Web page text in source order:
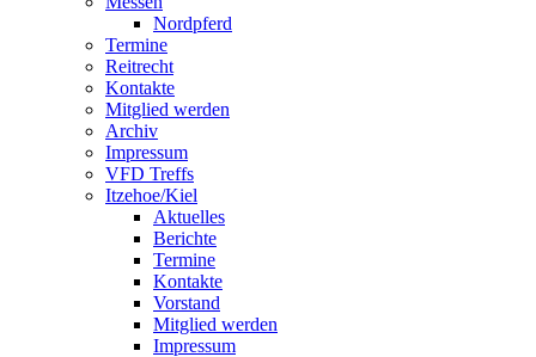
Nordpferd
Termine
Reitrecht
Kontakte
Mitglied werden
Archiv
Impressum
VFD Treffs
Itzehoe/Kiel
Aktuelles
Berichte
Termine
Kontakte
Vorstand
Mitglied werden
Impressum